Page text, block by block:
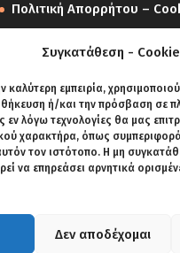
Συγκατάθεση -
καλύτερη εμπειρία,
ή/και την πρόσβαση σε
εν λόγω τεχνολογίες θα μας
χαρακτήρα, όπως
τον ιστότοπο. Η μη
να επηρεάσει αρνητικά
Δεν αποδέχομαι
Πολιτική Απορρήτου –
Αποστολές
Πληρωμές